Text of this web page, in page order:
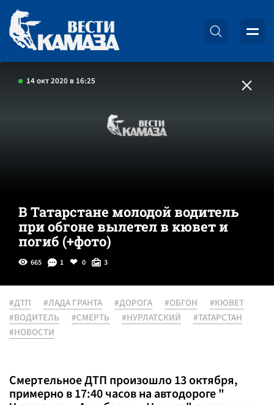
14 окт 2020 в 16:25
В Татарстане молодой водитель
при обгоне вылетел в кювет и
погиб (+фото)
665 1 0 3
#ДТП #ЛАДА ГРАНТА #ДОРОГА #ОБГОН
#КЮВЕТ
#ВОДИТЕЛЬ
#СМЕРТЬ #НУРЛАТСКИЙ
#ТАТАРСТАН
#НОВОСТИ
Смертельное ДТП произошло 13 октября,
примерно в 17:40 часов на автодороге "